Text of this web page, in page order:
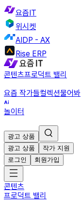
요즘IT
위시켓
AIDP - AX
Rise ERP
콘텐츠프로덕트 밸리
요즘 작가들컬렉션물어봐
놀이터
광고 상품
광고 상품
작가 지원
로그인
회원가입
콘텐츠
프로덕트 밸리